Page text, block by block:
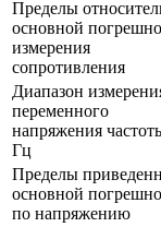
Пределы
основной
измерения
сопротивления
Диапазон
переменного
напряжения
Гц
Пределы
основной
по напряжению